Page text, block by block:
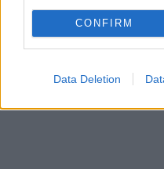
CONFIRM
Data Deletion